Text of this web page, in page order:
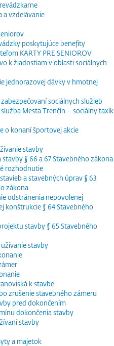
a vzdelávanie
poskytujúce benefity
KARTY PRE SENIOROV
k žiadostiam v oblasti sociálnych
jednorazovej dávky v hmotnej
sociálnych služieb
Mesta Trenčín – sociálny taxík
o konaní športovej akcie
stavby
stavby § 66 a 67 Stavebného zákona
rozhodnutie
a stavebných úprav § 63
zákona
odstránenia nepovolenej
konštrukcie § 64 Stavebného
stavby § 65 Stavebného
užívanie stavby
k stavbe
zrušenie stavebného zámeru
pred dokončením
dokončenia stavby
stavby
a majetok